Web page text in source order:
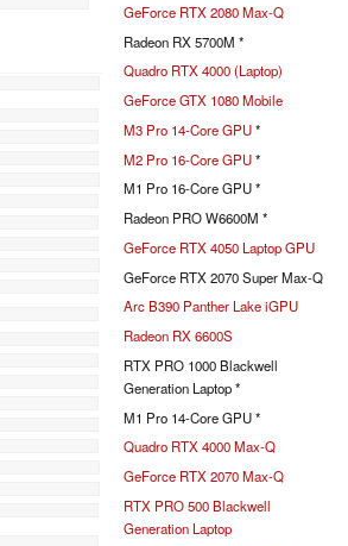
GeForce RTX 2080 Max-Q
Radeon RX 5700M *
Quadro RTX 4000 (Laptop)
GeForce GTX 1080 Mobile
M3 Pro 14-Core GPU*
M2 Pro 16-Core GPU*
M1 Pro 16-Core GPU *
Radeon PRO W6600M *
GeForce RTX 4050 Laptop GPU
GeForce RTX 2070 Super Max-Q
Arc B390 Panther Lake iGPU
Radeon RX 6600S
RTX PRO 1000 Blackwell
Generation Laptop *
M1 Pro 14-Core GPU *
Quadro RTX 4000 Max-Q
GeForce RTX 2070 Max-Q
RTX PRO 500 Blackwell
Generation Laptop